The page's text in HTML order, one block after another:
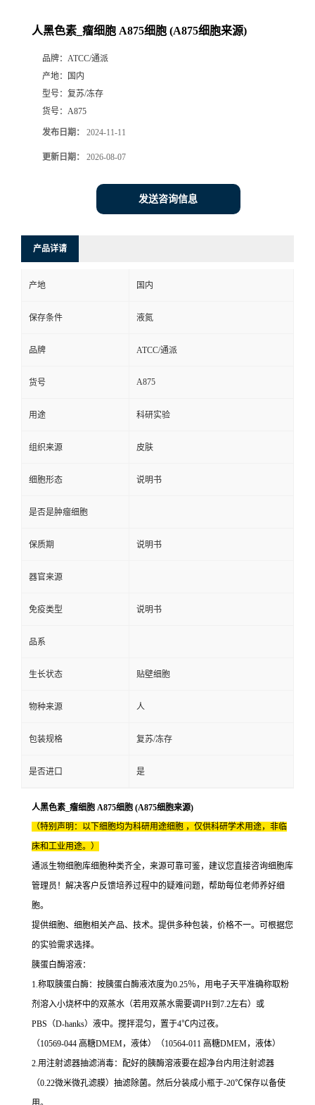
人黑色素_瘤细胞 A875细胞 (A875细胞来源)
品牌： ATCC/通派
产地：
国内
型号： 复苏/冻存
货号： A875
发布日期： 2024-11-11
更新日期： 2026-08-07
发送咨询信息
产品详请
产地 国内
保存条件 液氮
品牌 ATCC/通派
货号 A875
用途 科研实验
组织来源 皮肤
细胞形态 说明书
是否是肿瘤细胞
保质期 说明书
器官来源
免疫类型 说明书
品系
生长状态 贴壁细胞
物种来源 人
包装规格 复苏/冻存
是否进口 是
人黑色素_瘤细胞 A875细胞 (A875细胞来源)
（特别声明：以下细胞均为科研用途细胞 ，仅供科研学术用途，非临
床和工业用途。）
通派生物细胞库细胞种类齐全，来源可靠可鉴，建议您直接咨询细胞库
管理员！解决客户反馈培养过程中的疑难问题，帮助每位老师养好细
胞。
提供细胞、细胞相关产品、技术。提供多种包装，价格不一。可根据您
的实验需求选择。
胰蛋白酶溶液：
1.称取胰蛋白酶：按胰蛋白酶液浓度为0.25％，用电子天平准确称取粉
剂溶入小烧杯中的双蒸水（若用双蒸水需要调PH到7.2左右）或
PBS（D-hanks）液中。搅拌混匀，置于4℃内过夜。
（10569-044 高糖DMEM，液体）（10564-011 高糖DMEM，液体）
2.用注射滤器抽滤消毒：配好的胰酶溶液要在超净台内用注射滤器
（0.22微米微孔滤膜）抽滤除菌。然后分装成小瓶于-20℃保存以备使
用。